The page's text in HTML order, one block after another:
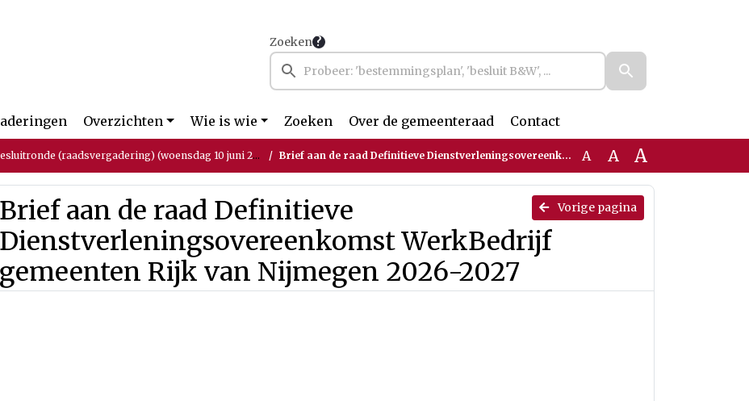
Zoeken
Overzichten Wie is wie Zoeken Over de gemeenteraad Contact
(raadsvergadering) (woensdag 10 juni 2026) Brief aan de raad Definitieve Dienstverleningsovereenkomst WerkBedrijf gemeenten Rijk van Nijmegen 2026-2027 A A A
Vorige pagina
Brief aan de raad Definitieve
Dienstverleningsovereenkomst WerkBedrijf
gemeenten Rijk van Nijmegen 2026-2027